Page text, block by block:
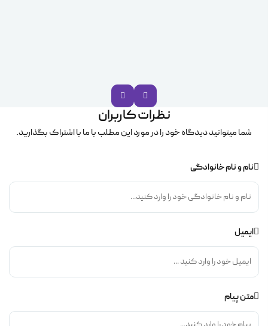
نظرات کاربران
شما میتوانید دیدگاه خود را در مورد این مطلب با ما با اشتراک بگذارید.
نام و نام خانوادگی
ایمیل
متن پیام